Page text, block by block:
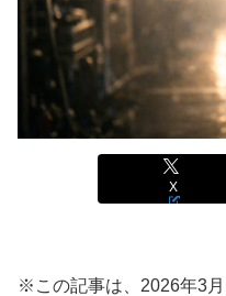
X
※この記事は、2026年3月